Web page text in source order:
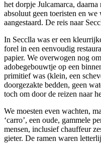
het dorpje Julcamarca,
absoluut geen toeristen en
aangestaard. De reis naar
In Secclla was er een
forel in een eenvoudig
papier. We overwogen nog
adobegebouwtje op een
primitief was (klein, een
doorgezakte bedden, geen
toch om door de reizen naar
We moesten even wachten,
‘carro’, een oude, gammele
mensen, inclusief chauffeur
gieter. De ramen waren